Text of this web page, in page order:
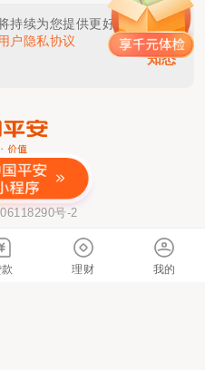
持续为您提供更好的体验与
户隐私协议
知悉
证公示
号-2
已支持IPv6
技术支持，网站内容由
理财 我的